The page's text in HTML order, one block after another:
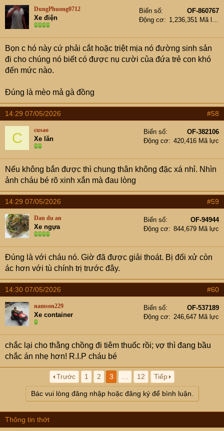
t
i
o
n
s
:
DungPhuong0712
Xe điện
Biển số
OF-860767
Động cơ
1,236,351 Mã lực
Bọn c hó này cứ phải cắt hoặc triệt mịa nó đường sinh sản
đi cho chúng nó biết có được nụ cười của đứa trẻ con khó
đến mức nào.
Đúng là mèo mả gà đồng
14:29 07/05/2026 #58
C cusao
Xe lăn
Biển số
OF-382106
Động cơ
420,416 Mã lực
Nếu không bắn được thì chung thân không đặc xá nhỉ. Nhìn
ảnh cháu bé rõ xinh xắn mà đau lòng
14:29 07/05/2026 #59
Dan du an
Xe ngựa
Biển số
OF-94944
Động cơ
844,679 Mã lực
Đúng là với cháu nó. Giờ đã được giải thoát. Bị đối xử còn
ác hơn với tù chính trị trước đây.
14:30 07/05/2026 #60
namson229
Xe container
Biển số
OF-537189
Động cơ
246,647 Mã lực
chắc lại cho thằng chồng đi tiêm thuốc rồi; vợ thì đang bầu
chắc án nhẹ hơn! R.I.P cháu bé
Trước 1 2 3 12 Tiếp
Bác vui lòng đăng nhập hoặc đăng ký để bình luận.
Thông tin thớt